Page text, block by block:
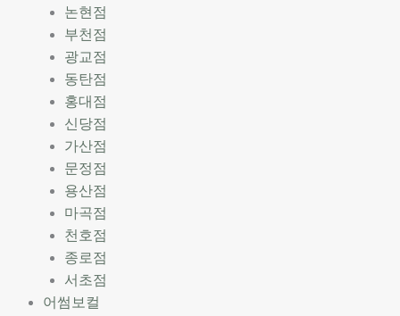
논현점
부천점
광교점
동탄점
홍대점
신당점
가산점
문정점
용산점
마곡점
천호점
종로점
서초점
어썸보컬